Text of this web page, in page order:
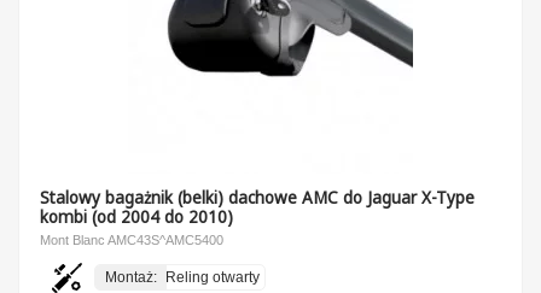
Stalowy bagażnik (belki) dachowe AMC do Jaguar X-Type
kombi (od 2004 do 2010)
Mont Blanc AMC43S^AMC5400
Montaż: Reling otwarty